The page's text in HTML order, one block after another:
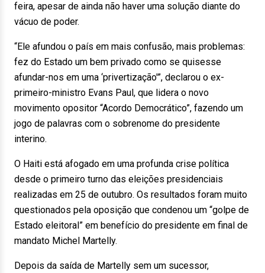
feira, apesar de ainda não haver uma solução diante do
vácuo de poder.
“Ele afundou o país em mais confusão, mais problemas:
fez do Estado um bem privado como se quisesse
afundar-nos em uma ‘privertização'”, declarou o ex-
primeiro-ministro Evans Paul, que lidera o novo
movimento opositor “Acordo Democrático”, fazendo um
jogo de palavras com o sobrenome do presidente
interino.
O Haiti está afogado em uma profunda crise política
desde o primeiro turno das eleições presidenciais
realizadas em 25 de outubro. Os resultados foram muito
questionados pela oposição que condenou um “golpe de
Estado eleitoral” em benefício do presidente em final de
mandato Michel Martelly.
Depois da saída de Martelly sem um sucessor,